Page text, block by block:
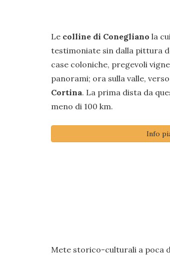
Le colline di Conegliano la
testimoniate sin dalla pittura
case coloniche, pregevoli
panorami; ora sulla valle, verso
Cortina. La prima dista da
meno di 100 km.
Info
Mete storico-culturali a poca